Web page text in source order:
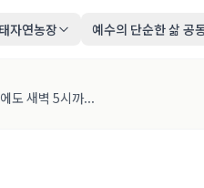
자연농장 예수의 단순한 삶 공
도 새벽 5시까...